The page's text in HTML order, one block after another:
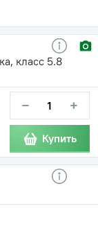
класс 5.8
− +
Купить